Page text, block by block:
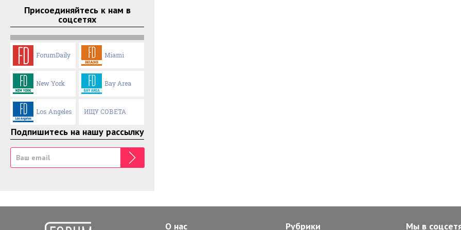
Присоединяйтесь к нам в
соцсетях
ForumDaily Miami
New York Bay Area
Los Angeles ИЩУ СОВЕТА
Подпишитесь на нашу рассылку
О нас Рубрики Мы в